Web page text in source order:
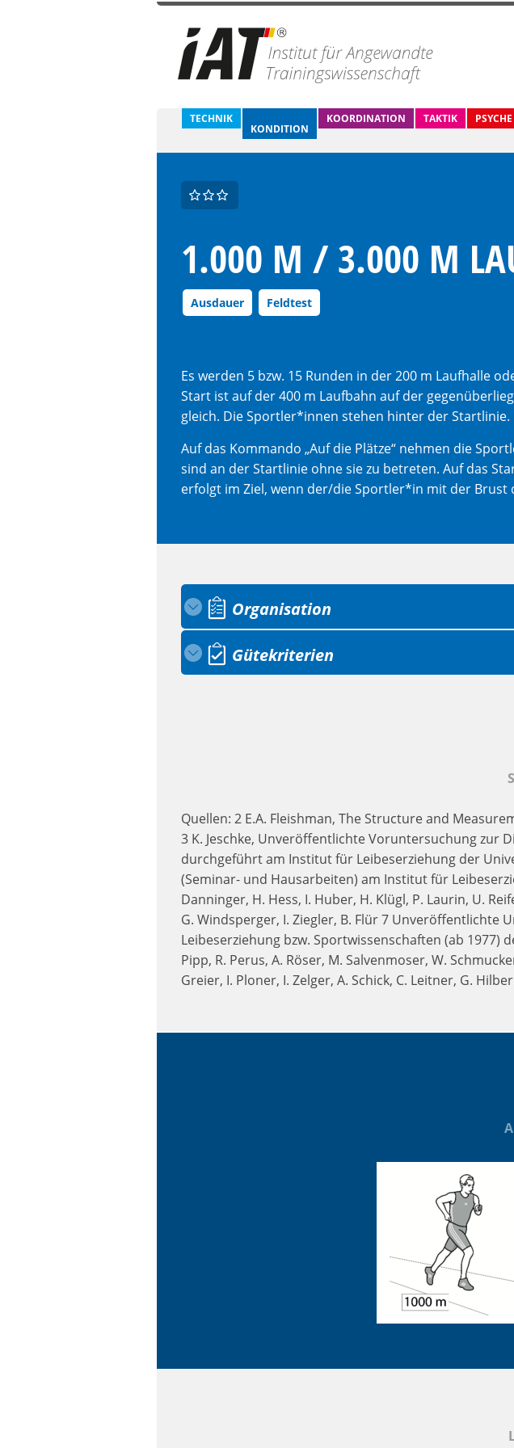
TECHNIK
KONDITION
KOORDINATION TAKTIK PSYCHE
1.000 M / 3.000 M
Ausdauer Feldtest
Es werden 5 bzw. 15 Runden in der 200 m Laufhalle
Start ist auf der 400 m Laufbahn auf der
gleich. Die Sportler*innen stehen hinter der Startlinie.
Auf das Kommando „Auf die Plätze“ nehmen die
sind an der Startlinie ohne sie zu betreten. Auf das
erfolgt im Ziel, wenn der/die Sportler*in mit der Brust
Organisation
Gütekriterien
Quellen: 2 E.A. Fleishman, The Structure and
3 K. Jeschke, Unveröffentlichte Voruntersuchung zur
durchgeführt am Institut für Leibeserziehung der
(Seminar- und Hausarbeiten) am Institut für
Danninger, H. Hess, I. Huber, H. Klügl, P. Laurin, U.
G. Windsperger, I. Ziegler, B. Flür 7
Leibeserziehung bzw. Sportwissenschaften (ab 1977)
Pipp, R. Perus, A. Röser, M. Salvenmoser, W.
Greier, I. Ploner, I. Zelger, A. Schick, C. Leitner, G. Hilber